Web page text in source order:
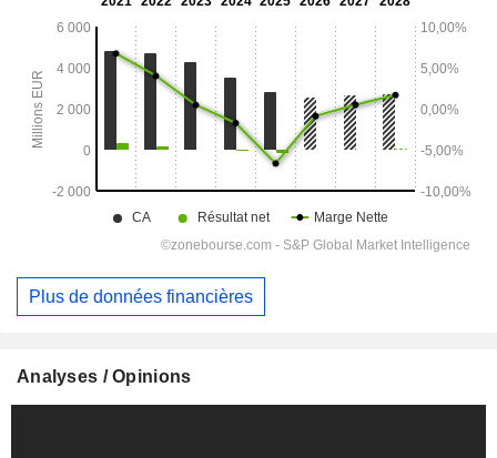
Plus de données financières
Analyses / Opinions